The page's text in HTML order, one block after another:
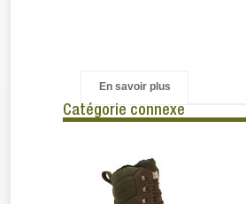
En savoir plus
Catégorie connexe